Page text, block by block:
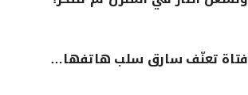
فتاة تعنّف سارق سلب هاتفها…